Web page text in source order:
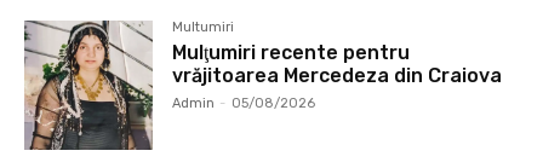
Multumiri
Mulţumiri recente pentru
vrăjitoarea Mercedeza din Craiova
Admin - 05/08/2026